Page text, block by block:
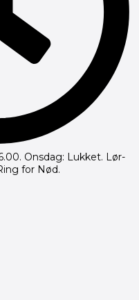
Onsdag: Lukket. Lør-
for Nød.